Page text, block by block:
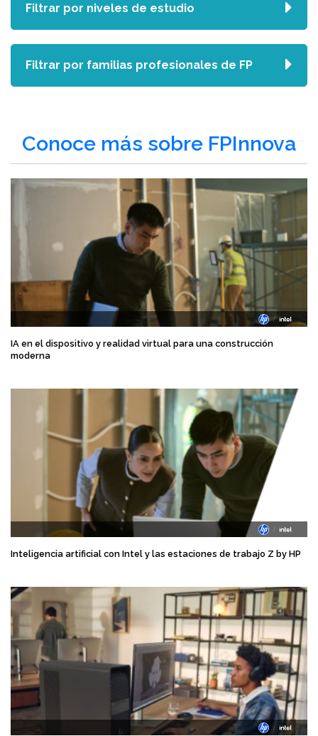
Conoce más sobre FPInnova
IA en el dispositivo y realidad virtual para una construcción
moderna
Inteligencia artificial con Intel y las estaciones de trabajo Z by HP
Filtrar por niveles de estudio
Filtrar por familias profesionales de FP